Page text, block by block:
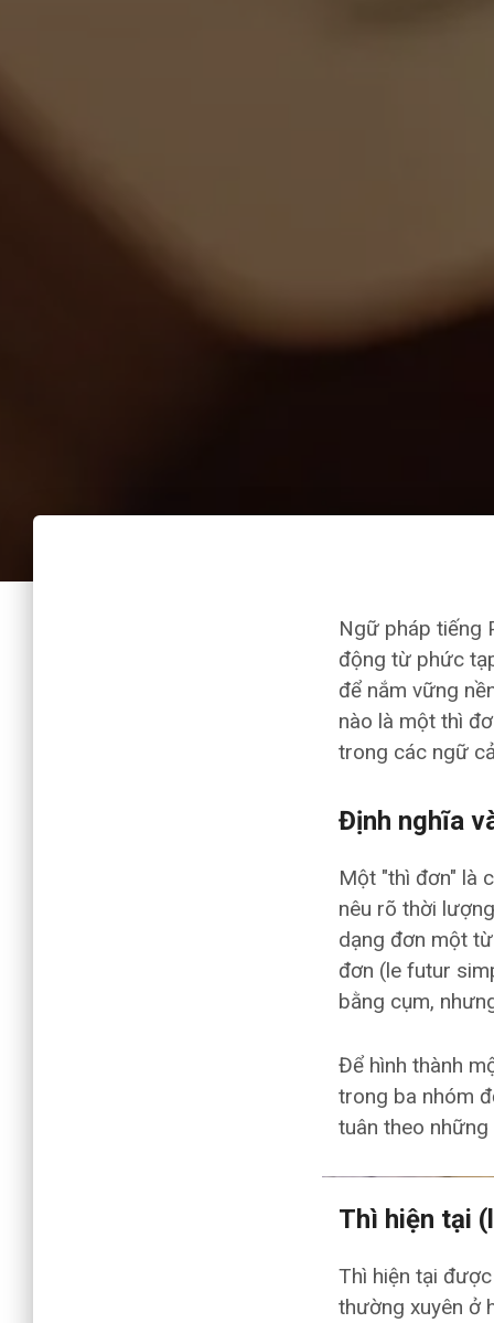
Ngữ pháp tiếng
động từ phức
để nắm vững
nào là một thì
trong các ngữ
Định nghĩa
Một "thì đơn" là
nêu rõ thời
dạng đơn một
đơn (le futur
bằng cụm,
Để hình thành
trong ba nhóm
tuân theo
Thì hiện tại
Thì hiện tại
thường xuyên ở